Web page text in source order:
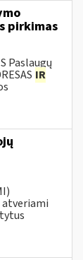
pirkimas
Paslaugų
IR
atveriami